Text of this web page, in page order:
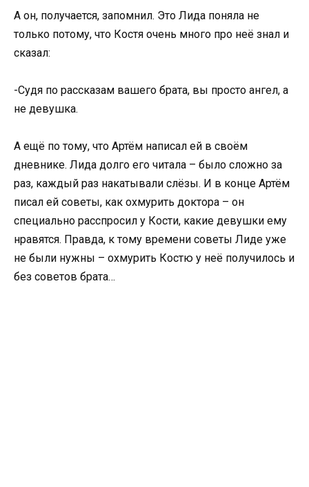
А он, получается, запомнил. Это Лида поняла не
только потому, что Костя очень много про неё знал и
сказал:
-Судя по рассказам вашего брата, вы просто ангел, а
не девушка.
А ещё по тому, что Артём написал ей в своём
дневнике. Лида долго его читала – было сложно за
раз, каждый раз накатывали слёзы. И в конце Артём
писал ей советы, как охмурить доктора – он
специально расспросил у Кости, какие девушки ему
нравятся. Правда, к тому времени советы Лиде уже
не были нужны – охмурить Костю у неё получилось и
без советов брата…